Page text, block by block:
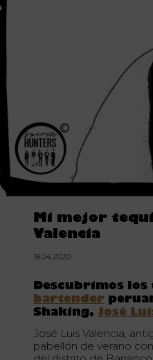
Mi mejor
Valencia
18.04.2020
Descubrimos
bartender
Shaking,José
José Luis Valencia,
pabellón de verano